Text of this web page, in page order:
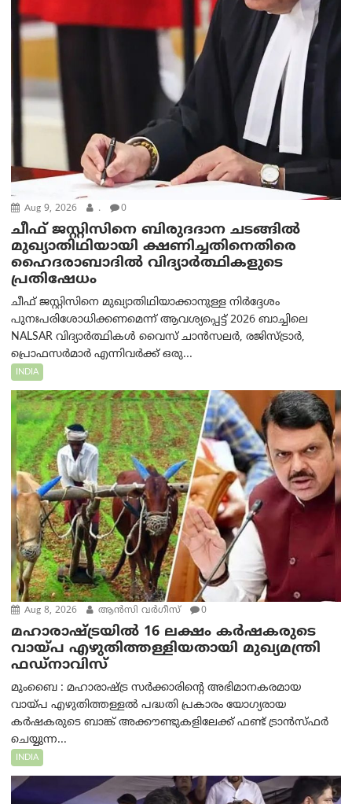
Aug 9, 2026 . 0
ചീഫ് ജസ്റ്റിസിനെ ബിരുദദാന ചടങ്ങില്‍
മുഖ്യാതിഥിയായി ക്ഷണിച്ചതിനെതിരെ
ഹൈദരാബാദില്‍ വിദ്യാർത്ഥികളുടെ
പ്രതിഷേധം
ചീഫ് ജസ്റ്റിസിനെ മുഖ്യാതിഥിയാക്കാനുള്ള നിർദ്ദേശം
പുനഃപരിശോധിക്കണമെന്ന് ആവശ്യപ്പെട്ട് 2026 ബാച്ചിലെ
NALSAR വിദ്യാർത്ഥികൾ വൈസ് ചാൻസലർ, രജിസ്ട്രാർ,
പ്രൊഫസർമാർ എന്നിവർക്ക് ഒരു...
INDIA
Aug 8, 2026 ആന്‍സി വര്‍ഗീസ് 0
മഹാരാഷ്ട്രയിൽ 16 ലക്ഷം കർഷകരുടെ
വായ്പ എഴുതിത്തള്ളിയതായി മുഖ്യമന്ത്രി
ഫഡ്‌നാവിസ്
മുംബൈ : മഹാരാഷ്ട്ര സർക്കാരിന്റെ അഭിമാനകരമായ
വായ്പ എഴുതിത്തള്ളൽ പദ്ധതി പ്രകാരം യോഗ്യരായ
കർഷകരുടെ ബാങ്ക് അക്കൗണ്ടുകളിലേക്ക് ഫണ്ട് ട്രാൻസ്ഫർ
ചെയ്യുന്ന...
INDIA